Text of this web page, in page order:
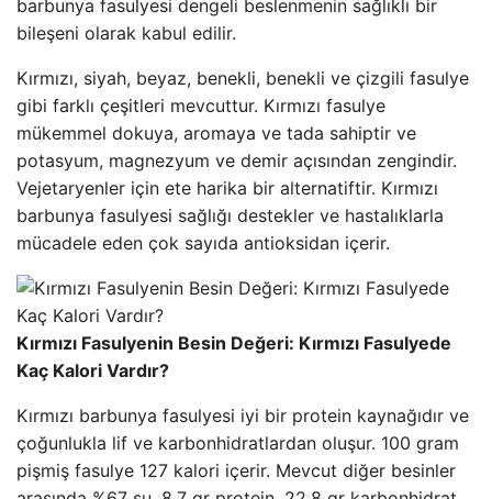
barbunya fasulyesi dengeli beslenmenin sağlıklı bir
bileşeni olarak kabul edilir.
Kırmızı, siyah, beyaz, benekli, benekli ve çizgili fasulye
gibi farklı çeşitleri mevcuttur. Kırmızı fasulye
mükemmel dokuya, aromaya ve tada sahiptir ve
potasyum, magnezyum ve demir açısından zengindir.
Vejetaryenler için ete harika bir alternatiftir. Kırmızı
barbunya fasulyesi sağlığı destekler ve hastalıklarla
mücadele eden çok sayıda antioksidan içerir.
Kırmızı Fasulyenin Besin Değeri: Kırmızı Fasulyede
Kaç Kalori Vardır?
Kırmızı barbunya fasulyesi iyi bir protein kaynağıdır ve
çoğunlukla lif ve karbonhidratlardan oluşur. 100 gram
pişmiş fasulye 127 kalori içerir. Mevcut diğer besinler